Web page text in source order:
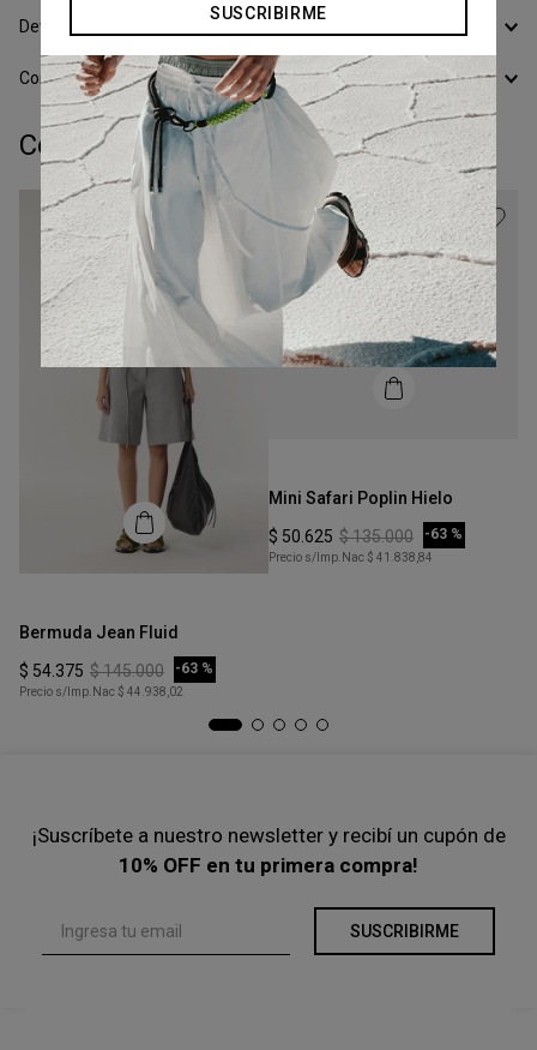
Devoluciones
Conocer todos los Medios de Pago
Completá tu look:
Bermuda Jean Fluid
$ 54 375 $145.000 -63 %
Precio s/Imp.Nac $ 44.938,02
Mini Safari Poplin Hielo
$ 50 625 $135.000 -63 %
Precio s/Imp.Nac $ 41.838,84
¡Suscríbete a nuestro newsletter y recibí un cupón de
10% OFF en tu primera compra!
SUSCRIBIRME
SUSCRIBIRME